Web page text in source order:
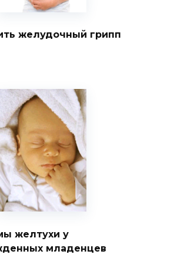
желудочный грипп
желтухи у
младенцев